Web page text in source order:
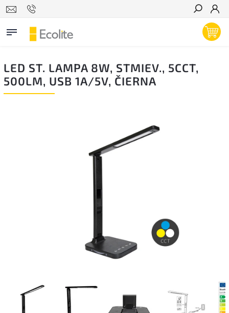
Hľadať
LED ST. LAMPA 8W, STMIEV., 5CCT,
500LM, USB 1A/5V, ČIERNA